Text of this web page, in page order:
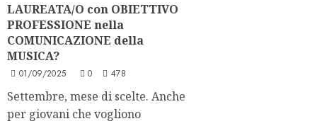
LAUREATA/O con OBIETTIVO
PROFESSIONE nella
COMUNICAZIONE della
MUSICA?
01/09/2025 0 478
Settembre, mese di scelte. Anche
per giovani che vogliono